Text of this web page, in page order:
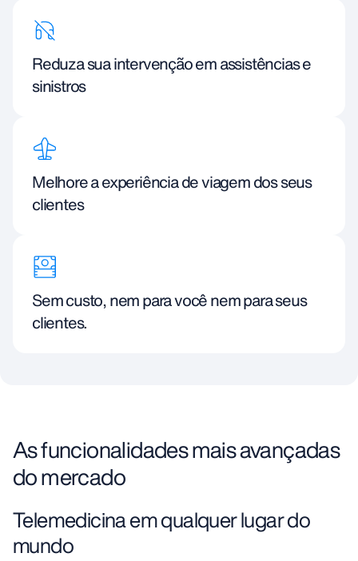
Reduza sua intervenção em assistências e
sinistros
Melhore a experiência de viagem dos seus
clientes
Sem custo, nem para você nem para seus
clientes.
As funcionalidades mais avançadas
do mercado
Telemedicina em qualquer lugar do
mundo